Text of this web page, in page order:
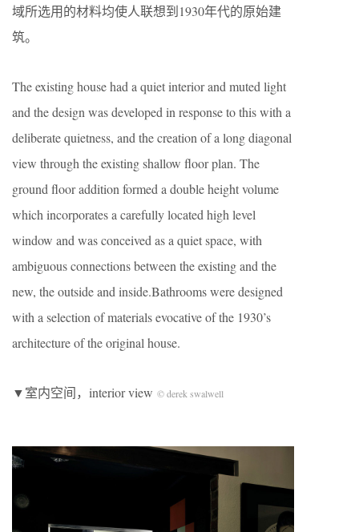
域所选用的材料均使人联想到1930年代的原始建
筑。
The existing house had a quiet interior and muted light
and the design was developed in response to this with a
deliberate quietness, and the creation of a long diagonal
view through the existing shallow floor plan. The
ground floor addition formed a double height volume
which incorporates a carefully located high level
window and was conceived as a quiet space, with
ambiguous connections between the existing and the
new, the outside and inside.Bathrooms were designed
with a selection of materials evocative of the 1930’s
architecture of the original house.
▼室内空间，interior view © derek swalwell